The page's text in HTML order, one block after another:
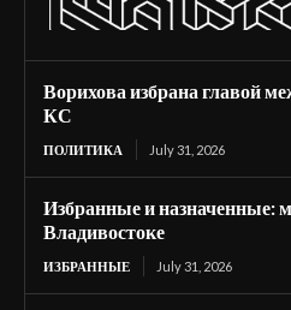
Ворихова избрана главой
КС
ПОЛИТИКА July 31, 2026
Избранные и назначенные:
Владивостоке
ИЗБРАННЫЕ July 31, 2026